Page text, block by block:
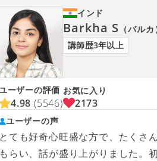
インド
Barkha S （バルカ
講師歴3年以上
ーザーの評価
4.98 (5546)
お気に入り
2173
ユーザーの声
とても好奇心旺盛な方で、たくさ
もらい、話が盛り上がりました。